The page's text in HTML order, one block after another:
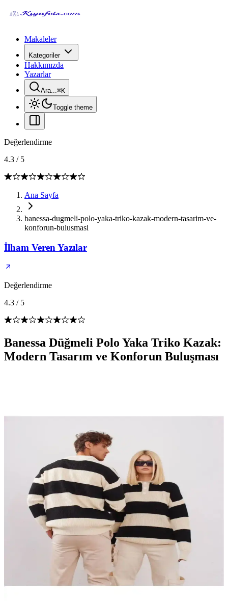
Makaleler
Kategoriler
Hakkımızda
Yazarlar
Ara...⌘K
Toggle theme
Değerlendirme
4.3 / 5
Ana Sayfa
banessa-dugmeli-polo-yaka-triko-kazak-modern-tasarim-ve-
konforun-bulusmasi
İlham Veren Yazılar
Değerlendirme
4.3 / 5
Banessa Düğmeli Polo Yaka Triko Kazak:
Modern Tasarım ve Konforun Buluşması